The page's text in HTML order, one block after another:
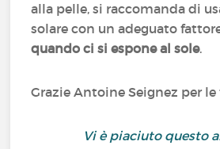
alla pelle, si raccomanda di
solare con un adeguato
quando ci si espone al sole.
Grazie Antoine Seignez per
Vi è piaciuto questo